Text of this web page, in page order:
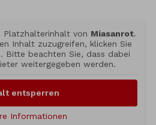
Platzhalterinhalt von Miasanrot.
Inhalt zuzugreifen, klicken Sie
Bitte beachten Sie, dass dabei
weitergegeben werden.
entsperren
Informationen